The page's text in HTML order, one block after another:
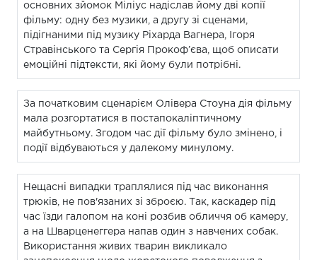
основних зйомок Міліус надіслав йому дві копії
фільму: одну без музики, а другу зі сценами,
підігнаними під музику Ріхарда Вагнера, Ігоря
Стравінського та Сергія Прокоф’єва, щоб описати
емоційні підтексти, які йому були потрібні.
За початковим сценарієм Олівера Стоуна дія фільму
мала розгортатися в постапокаліптичному
майбутньому. Згодом час дії фільму було змінено, і
події відбуваються у далекому минулому.
Нещасні випадки траплялися під час виконання
трюків, не пов'язаних зі зброєю. Так, каскадер під
час їзди галопом на коні розбив обличчя об камеру,
а на Шварценеггера напав один з навчених собак.
Використання живих тварин викликало